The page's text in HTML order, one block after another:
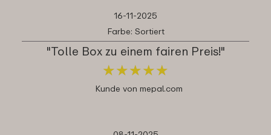
16-11-2025
Farbe: Sortiert
"Tolle Box zu einem fairen Preis!"
★★★★★
★★★★★
Kunde von mepal.com